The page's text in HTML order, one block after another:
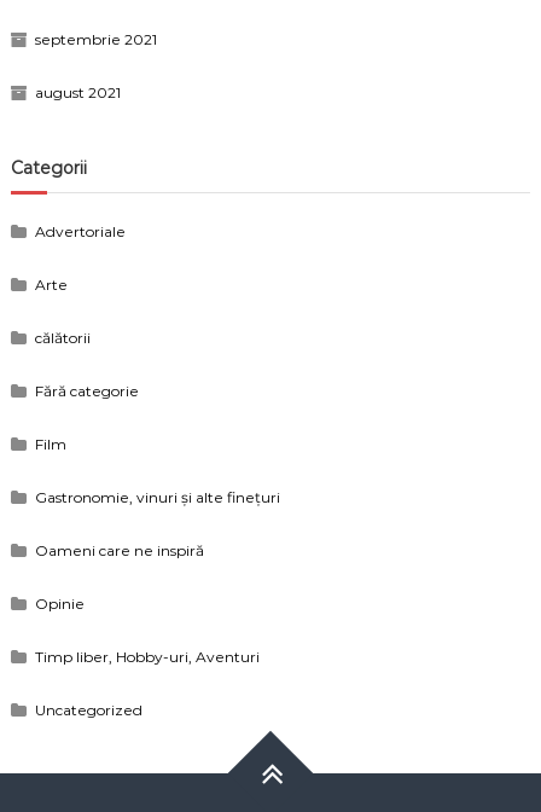
septembrie 2021
august 2021
Categorii
Advertoriale
Arte
călătorii
Fără categorie
Film
Gastronomie, vinuri și alte finețuri
Oameni care ne inspiră
Opinie
Timp liber, Hobby-uri, Aventuri
Uncategorized